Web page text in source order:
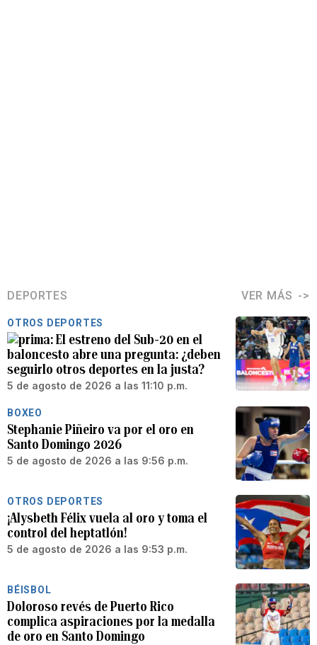
DEPORTES VER MÁS
OTROS DEPORTES
El estreno del Sub-20 en el
baloncesto abre una pregunta: ¿deben
seguirlo otros deportes en la justa?
5 de agosto de 2026 a las 11:10 p.m.
BOXEO
Stephanie Piñeiro va por el oro en
Santo Domingo 2026
5 de agosto de 2026 a las 9:56 p.m.
OTROS DEPORTES
¡Alysbeth Félix vuela al oro y toma el
control del heptatlón!
5 de agosto de 2026 a las 9:53 p.m.
BÉISBOL
Doloroso revés de Puerto Rico
complica aspiraciones por la medalla
de oro en Santo Domingo